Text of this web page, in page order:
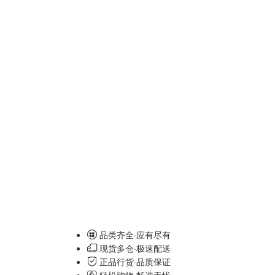
品类齐全·应有尽有
现货多仓·极速配送
正品行货·品质保证